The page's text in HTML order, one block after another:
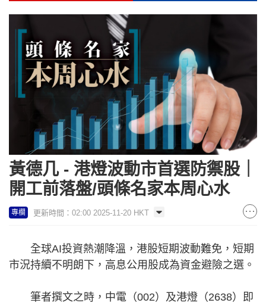
黃德几 - 港燈波動市首選防禦股｜
開工前落盤/頭條名家本周心水
專欄 更新時間：02:00 2025-11-20 HKT
全球AI投資熱潮降溫，港股短期波動難免，短期
市況持續不明朗下，高息公用股成為資金避險之選。
筆者撰文之時，中電（002）及港燈（2638）即